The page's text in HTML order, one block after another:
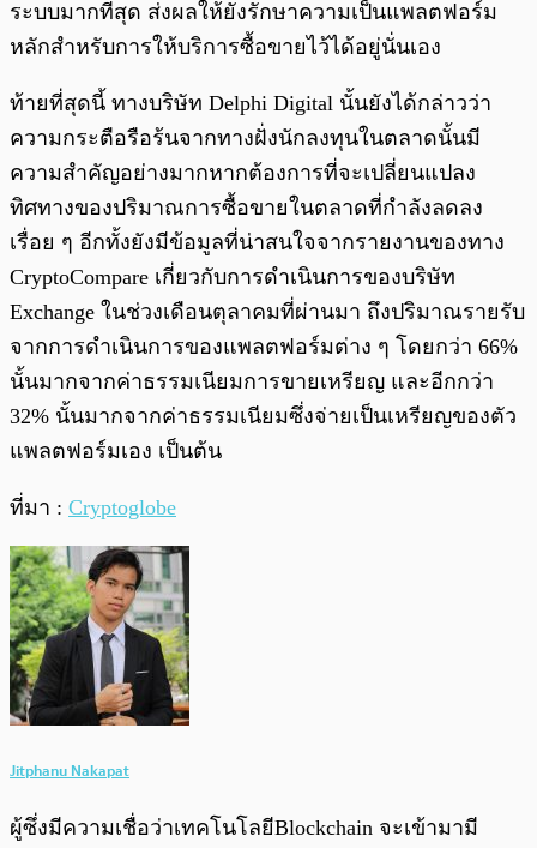
ระบบมากที่สุด ส่งผลให้ยังรักษาความเป็นแพลตฟอร์ม
หลักสำหรับการให้บริการซื้อขายไว้ได้อยู่นั่นเอง
ท้ายที่สุดนี้ ทางบริษัท Delphi Digital นั้นยังได้กล่าวว่า
ความกระตือรือร้นจากทางฝั่งนักลงทุนในตลาดนั้นมี
ความสำคัญอย่างมากหากต้องการที่จะเปลี่ยนแปลง
ทิศทางของปริมาณการซื้อขายในตลาดที่กำลังลดลง
เรื่อย ๆ อีกทั้งยังมีข้อมูลที่น่าสนใจจากรายงานของทาง
CryptoCompare เกี่ยวกับการดำเนินการของบริษัท
Exchange ในช่วงเดือนตุลาคมที่ผ่านมา ถึงปริมาณรายรับ
จากการดำเนินการของแพลตฟอร์มต่าง ๆ โดยกว่า 66%
นั้นมากจากค่าธรรมเนียมการขายเหรียญ และอีกกว่า
32% นั้นมากจากค่าธรรมเนียมซึ่งจ่ายเป็นเหรียญของตัว
แพลตฟอร์มเอง เป็นต้น
ที่มา : Cryptoglobe
Jitphanu Nakapat
ผู้ซึ่งมีความเชื่อว่าเทคโนโลยีBlockchain จะเข้ามามี